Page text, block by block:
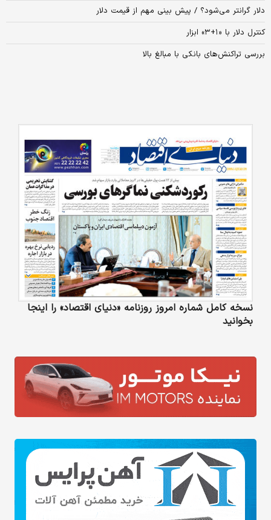
دلار گرانتر می‌شود؟ / پیش بینی مهم از قیمت دلار
کنترل دلار با «۱+۳» ابزار
بررسی‌ تراکنش‌های بانکی با مبالغ بالا
نسخه کامل شماره امروز روزنامه «دنیای‌ اقتصاد» را اینجا
بخوانید